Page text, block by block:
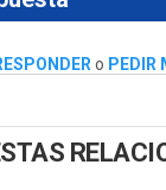
o PEDIR